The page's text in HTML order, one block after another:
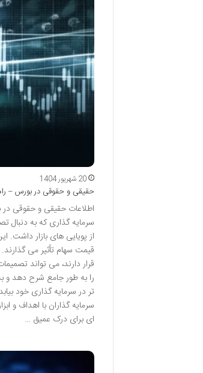
20 شهریور 1404
حقیقی و حقوقی در بورس –
اطلاعات حقیقی و حقوقی در
سرمایه گذاری که به دنبال
از پویایی های بازار داشت.
قیمت سهام تأثیر می
قرار دارند، می تواند
را به طور جامع شرح دهد و
تر در سرمایه گذاری خود
سرمایه گذاران با اهداف و
ای برای درک عمیق …